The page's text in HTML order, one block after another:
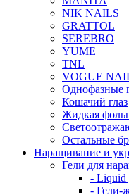
NIK NAILS
GRATTOL
SEREBRO
YUME
TNL
VOGUE
Однофазные
Кошачий глаз
Жидкая
Остальные
Наращивание и
Гели для
- Liquid
- Гели-